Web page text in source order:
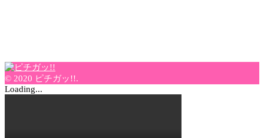
© 2020 ピチガッ!!.
Loading...